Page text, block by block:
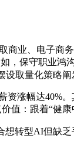
、电子商
，保守职业
取量化策略阐
幅达40%。
：跟着“健康
转型AI但缺